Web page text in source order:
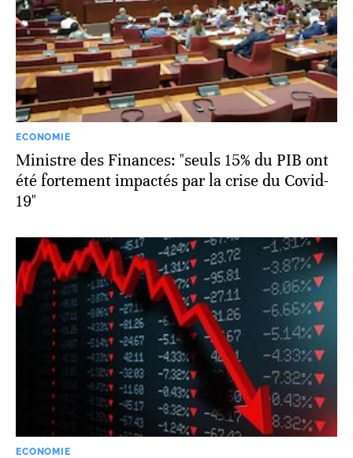
ECONOMIE
Ministre des Finances: "seuls 15% du PIB ont
été fortement impactés par la crise du Covid-
19"
ECONOMIE